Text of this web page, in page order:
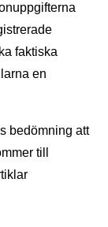
faktiska
en
bedömning att
till